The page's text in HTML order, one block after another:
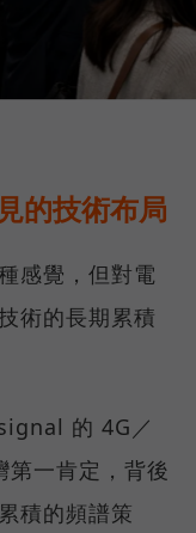
的技術布局
感覺，但對電
術的長期累積
的 4G／
一肯定，背後
積的頻譜策